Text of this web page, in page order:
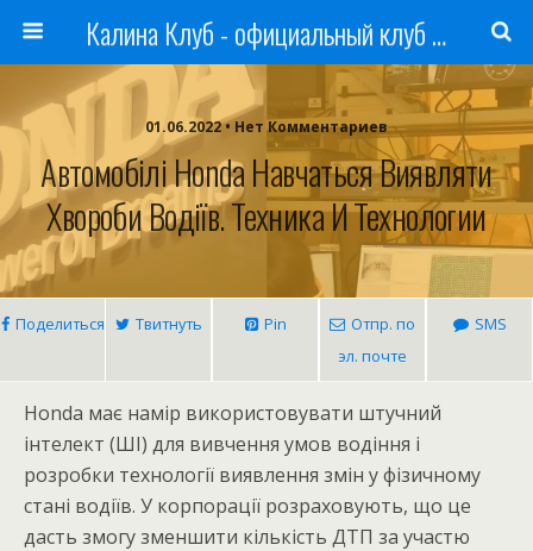
Калина Клуб - официальный клуб ЛАДА
01.06.2022 • Нет Комментариев
Автомобілі Honda Навчаться Виявляти
Хвороби Водіїв. Техника И Технологии
Поделиться Твитнуть Pin
Отпр. по
эл. почте
SMS
Honda має намір використовувати штучний
інтелект (ШІ) для вивчення умов водіння і
розробки технології виявлення змін у фізичному
стані водіїв. У корпорації розраховують, що це
дасть змогу зменшити кількість ДТП за участю